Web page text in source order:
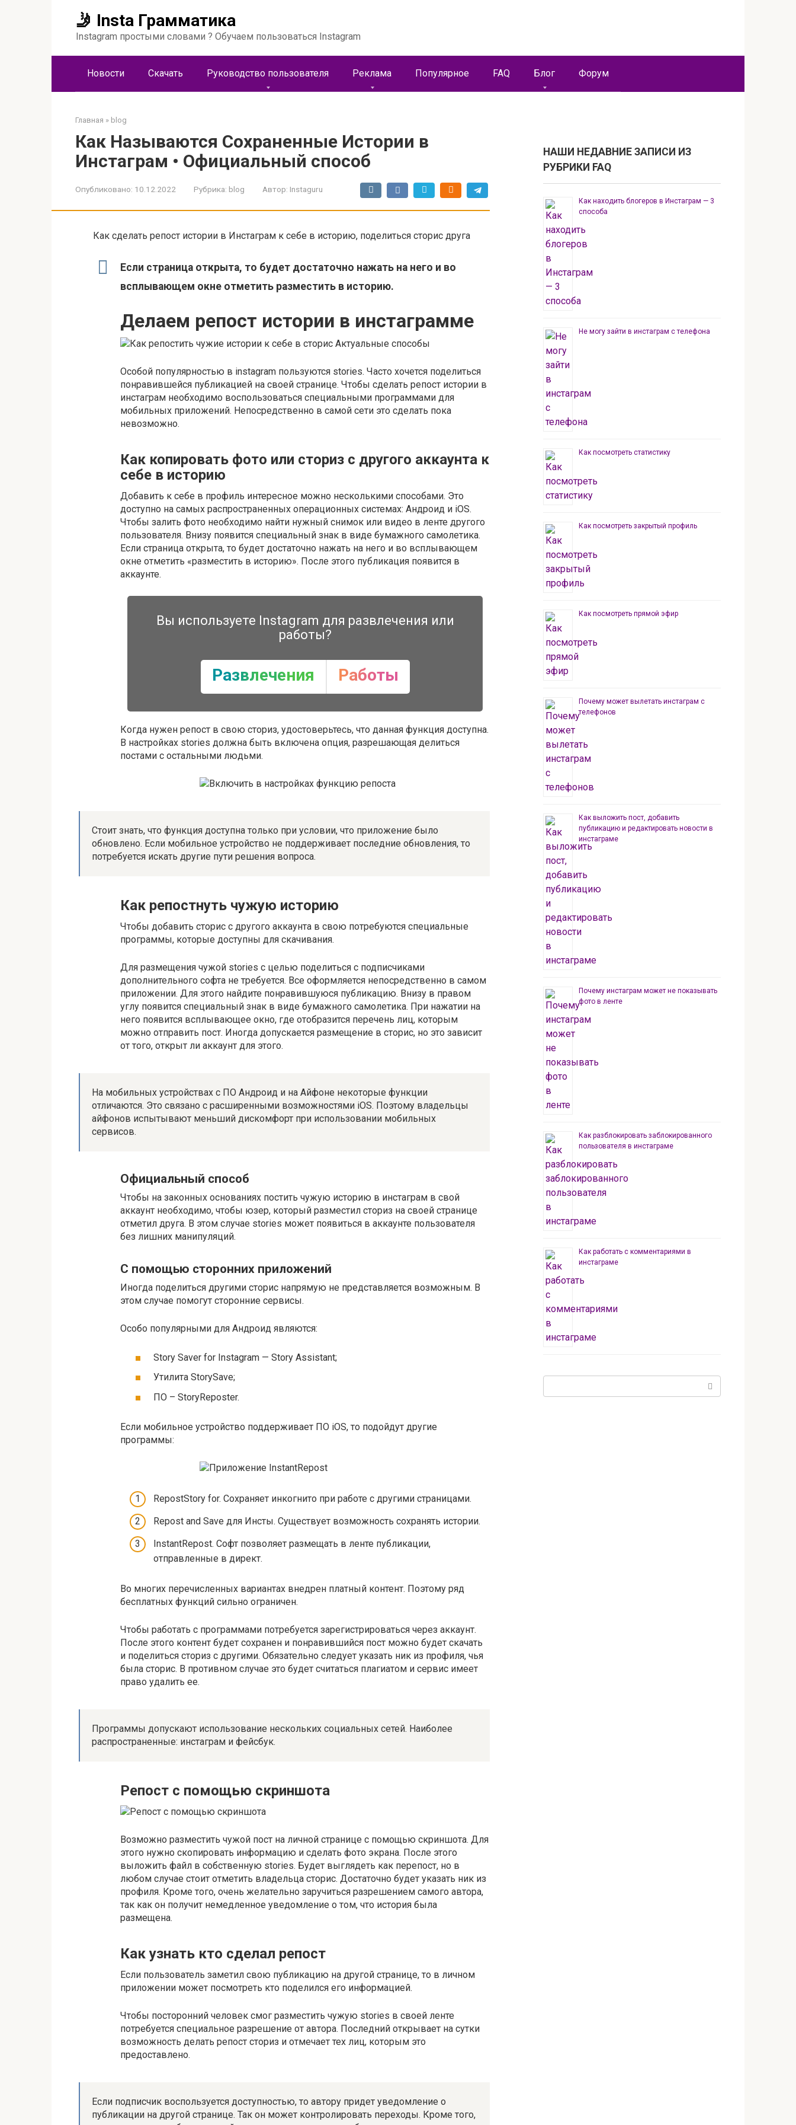
🤳 Insta Грамматика
Instagram простыми словами ? Обучаем пользоваться Instagram
Новости Скачать Руководство пользователя Реклама Популярное FAQ Блог Форум
Главная » blog
Как Называются Сохраненные Истории в
Инстаграм • Официальный способ
Опубликовано: 10.12.2022 Рубрика: blog Автор: Instaguru
Как сделать репост истории в Инстаграм к себе в историю, поделиться сторис друга
Если страница открыта, то будет достаточно нажать на него и во
всплывающем окне отметить разместить в историю.
Делаем репост истории в инстаграмме
Особой популярностью в instagram пользуются stories. Часто хочется поделиться
понравившейся публикацией на своей странице. Чтобы сделать репост истории в
инстаграм необходимо воспользоваться специальными программами для
мобильных приложений. Непосредственно в самой сети это сделать пока
невозможно.
Как копировать фото или сториз с другого аккаунта к
себе в историю
Добавить к себе в профиль интересное можно несколькими способами. Это
доступно на самых распространенных операционных системах: Андроид и iOS.
Чтобы залить фото необходимо найти нужный снимок или видео в ленте другого
пользователя. Внизу появится специальный знак в виде бумажного самолетика.
Если страница открыта, то будет достаточно нажать на него и во всплывающем
окне отметить «разместить в историю». После этого публикация появится в
аккаунте.
Вы используете Instagram для развлечения или
работы?
Развлечения Работы
Когда нужен репост в свою сториз, удостоверьтесь, что данная функция доступна.
В настройках stories должна быть включена опция, разрешающая делиться
постами с остальными людьми.
Стоит знать, что функция доступна только при условии, что приложение было
обновлено. Если мобильное устройство не поддерживает последние обновления, то
потребуется искать другие пути решения вопроса.
Как репостнуть чужую историю
Чтобы добавить сторис с другого аккаунта в свою потребуются специальные
программы, которые доступны для скачивания.
Для размещения чужой stories с целью поделиться с подписчиками
дополнительного софта не требуется. Все оформляется непосредственно в самом
приложении. Для этого найдите понравившуюся публикацию. Внизу в правом
углу появится специальный знак в виде бумажного самолетика. При нажатии на
него появится всплывающее окно, где отобразится перечень лиц, которым
можно отправить пост. Иногда допускается размещение в сторис, но это зависит
от того, открыт ли аккаунт для этого.
На мобильных устройствах с ПО Андроид и на Айфоне некоторые функции
отличаются. Это связано с расширенными возможностями iOS. Поэтому владельцы
айфонов испытывают меньший дискомфорт при использовании мобильных
сервисов.
Официальный способ
Чтобы на законных основаниях постить чужую историю в инстаграм в свой
аккаунт необходимо, чтобы юзер, который разместил сториз на своей странице
отметил друга. В этом случае stories может появиться в аккаунте пользователя
без лишних манипуляций.
С помощью сторонних приложений
Иногда поделиться другими сторис напрямую не представляется возможным. В
этом случае помогут сторонние сервисы.
Особо популярными для Андроид являются:
Story Saver for Instagram — Story Assistant;
Утилита StorySave;
ПО – StoryReposter.
Если мобильное устройство поддерживает ПО iOS, то подойдут другие
программы:
RepostStory for. Сохраняет инкогнито при работе с другими страницами.
Repost and Save для Инсты. Существует возможность сохранять истории.
InstantRepost. Софт позволяет размещать в ленте публикации,
отправленные в директ.
Во многих перечисленных вариантах внедрен платный контент. Поэтому ряд
бесплатных функций сильно ограничен.
Чтобы работать с программами потребуется зарегистрироваться через аккаунт.
После этого контент будет сохранен и понравившийся пост можно будет скачать
и поделиться сториз с другими. Обязательно следует указать ник из профиля, чья
была сторис. В противном случае это будет считаться плагиатом и сервис имеет
право удалить ее.
Программы допускают использование нескольких социальных сетей. Наиболее
распространенные: инстаграм и фейсбук.
Репост с помощью скриншота
Возможно разместить чужой пост на личной странице с помощью скриншота. Для
этого нужно скопировать информацию и сделать фото экрана. После этого
выложить файл в собственную stories. Будет выглядеть как перепост, но в
любом случае стоит отметить владельца сторис. Достаточно будет указать ник из
профиля. Кроме того, очень желательно заручиться разрешением самого автора,
так как он получит немедленное уведомление о том, что история была
размещена.
Как узнать кто сделал репост
Если пользователь заметил свою публикацию на другой странице, то в личном
приложении может посмотреть кто поделился его информацией.
Чтобы посторонний человек смог разместить чужую stories в своей ленте
потребуется специальное разрешение от автора. Последний открывает на сутки
возможность делать репост сториз и отмечает тех лиц, которым это
предоставлено.
Если подписчик воспользуется доступностью, то автору придет уведомление о
публикации на другой странице. Так он может контролировать переходы. Кроме того,
НАШИ НЕДАВНИЕ ЗАПИСИ ИЗ
РУБРИКИ FAQ
Как находить блогеров в Инстаграм — 3
способа
Не могу зайти в инстаграм с телефона
Как посмотреть статистику
Как посмотреть закрытый профиль
Как посмотреть прямой эфир
Почему может вылетать инстаграм с
телефонов
Как выложить пост, добавить
публикацию и редактировать новости в
инстаграме
Почему инстаграм может не показывать
фото в ленте
Как разблокировать заблокированного
пользователя в инстаграме
Как работать с комментариями в
инстаграме